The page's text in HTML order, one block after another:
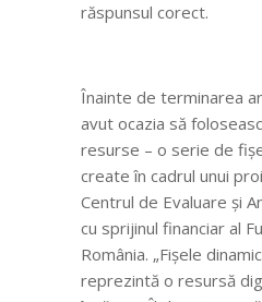
răspunsul corect.
Înainte de terminarea
avut ocazia să
resurse – o serie de
create în cadrul unui
Centrul de Evaluare și
cu sprijinul financiar al
România. „Fișele
reprezintă o resursă